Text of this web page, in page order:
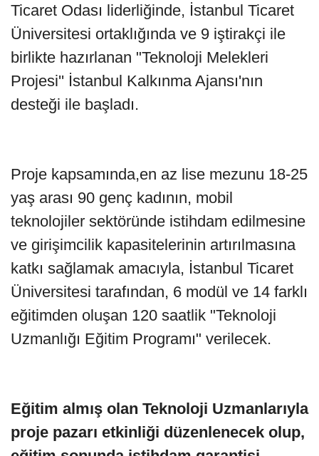
Ticaret Odası liderliğinde, İstanbul Ticaret
Üniversitesi ortaklığında ve 9 iştirakçi ile
birlikte hazırlanan "Teknoloji Melekleri
Projesi'' İstanbul Kalkınma Ajansı'nın
desteği ile başladı.
Proje kapsamında,en az lise mezunu 18-25
yaş arası 90 genç kadının, mobil
teknolojiler sektöründe istihdam edilmesine
ve girişimcilik kapasitelerinin artırılmasına
katkı sağlamak amacıyla, İstanbul Ticaret
Üniversitesi tarafından, 6 modül ve 14 farklı
eğitimden oluşan 120 saatlik "Teknoloji
Uzmanlığı Eğitim Programı" verilecek.
Eğitim almış olan Teknoloji Uzmanlarıyla
proje pazarı etkinliği düzenlenecek olup,